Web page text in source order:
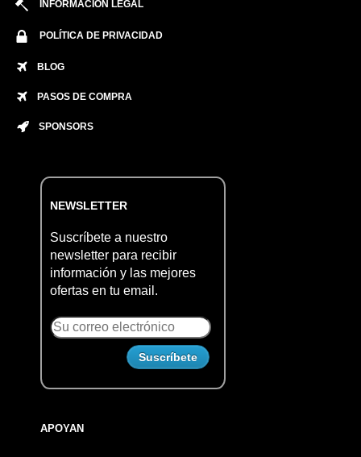
INFORMACIÓN LEGAL
POLÍTICA DE PRIVACIDAD
BLOG
PASOS DE COMPRA
SPONSORS
NEWSLETTER
Suscríbete a nuestro
newsletter para recibir
información y las mejores
ofertas en tu email.
APOYAN